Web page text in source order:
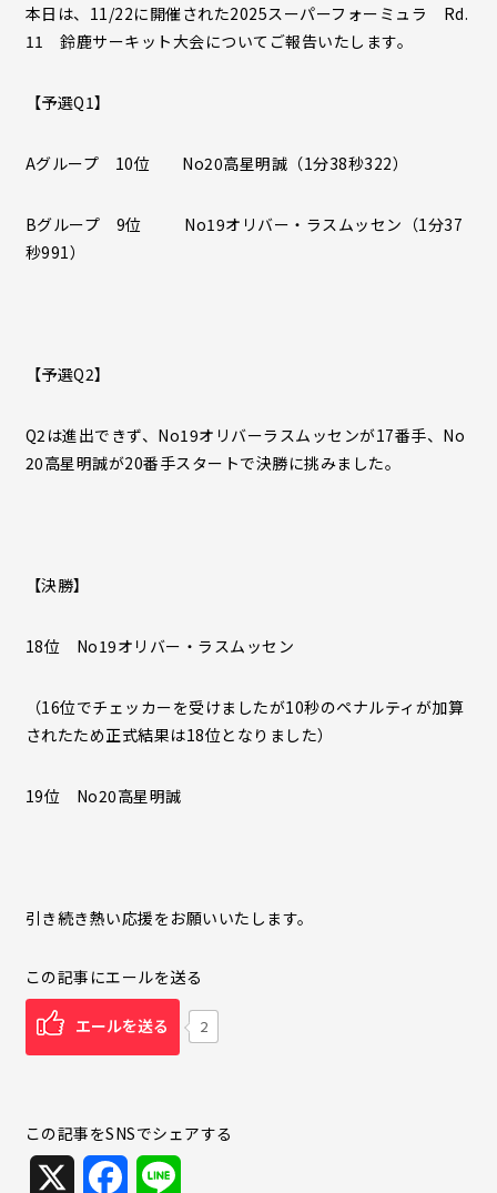
本日は、11/22に開催された2025スーパーフォーミュラ Rd.
11 鈴鹿サーキット大会についてご報告いたします。
【予選Q1】
Aグループ 10位 No20高星明誠（1分38秒322）
Bグループ 9位 No19オリバー・ラスムッセン（1分37
秒991）
【予選Q2】
Q2は進出できず、No19オリバーラスムッセンが17番手、No
20高星明誠が20番手スタートで決勝に挑みました。
【決勝】
18位 No19オリバー・ラスムッセン
（16位でチェッカーを受けましたが10秒のペナルティが加算
されたため正式結果は18位となりました）
19位 No20高星明誠
引き続き熱い応援をお願いいたします。
この記事にエールを送る
エールを送る 2
この記事をSNSでシェアする